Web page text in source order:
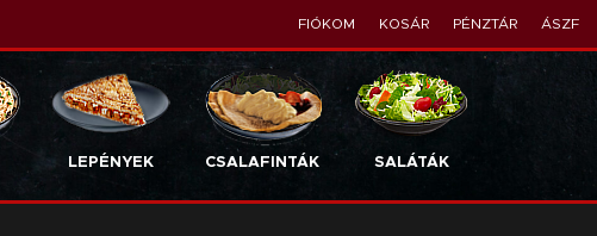
FIÓKOM KOSÁR PÉNZTÁR ÁSZF
LEPÉNYEK CSALAFINTÁK SALÁTÁK